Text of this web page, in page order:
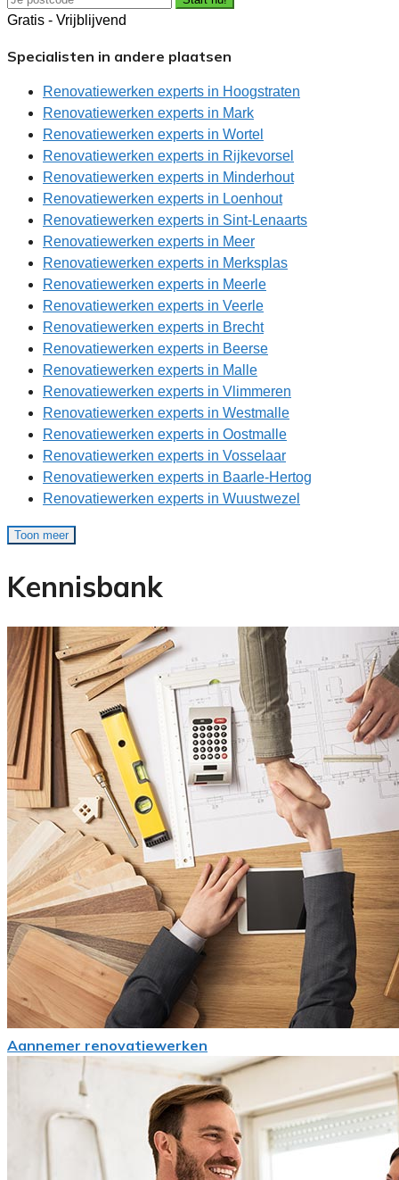
Gratis - Vrijblijvend
Specialisten in andere plaatsen
Renovatiewerken experts in Hoogstraten
Renovatiewerken experts in Mark
Renovatiewerken experts in Wortel
Renovatiewerken experts in Rijkevorsel
Renovatiewerken experts in Minderhout
Renovatiewerken experts in Loenhout
Renovatiewerken experts in Sint-Lenaarts
Renovatiewerken experts in Meer
Renovatiewerken experts in Merksplas
Renovatiewerken experts in Meerle
Renovatiewerken experts in Veerle
Renovatiewerken experts in Brecht
Renovatiewerken experts in Beerse
Renovatiewerken experts in Malle
Renovatiewerken experts in Vlimmeren
Renovatiewerken experts in Westmalle
Renovatiewerken experts in Oostmalle
Renovatiewerken experts in Vosselaar
Renovatiewerken experts in Baarle-Hertog
Renovatiewerken experts in Wuustwezel
Toon meer
Kennisbank
Aannemer renovatiewerken